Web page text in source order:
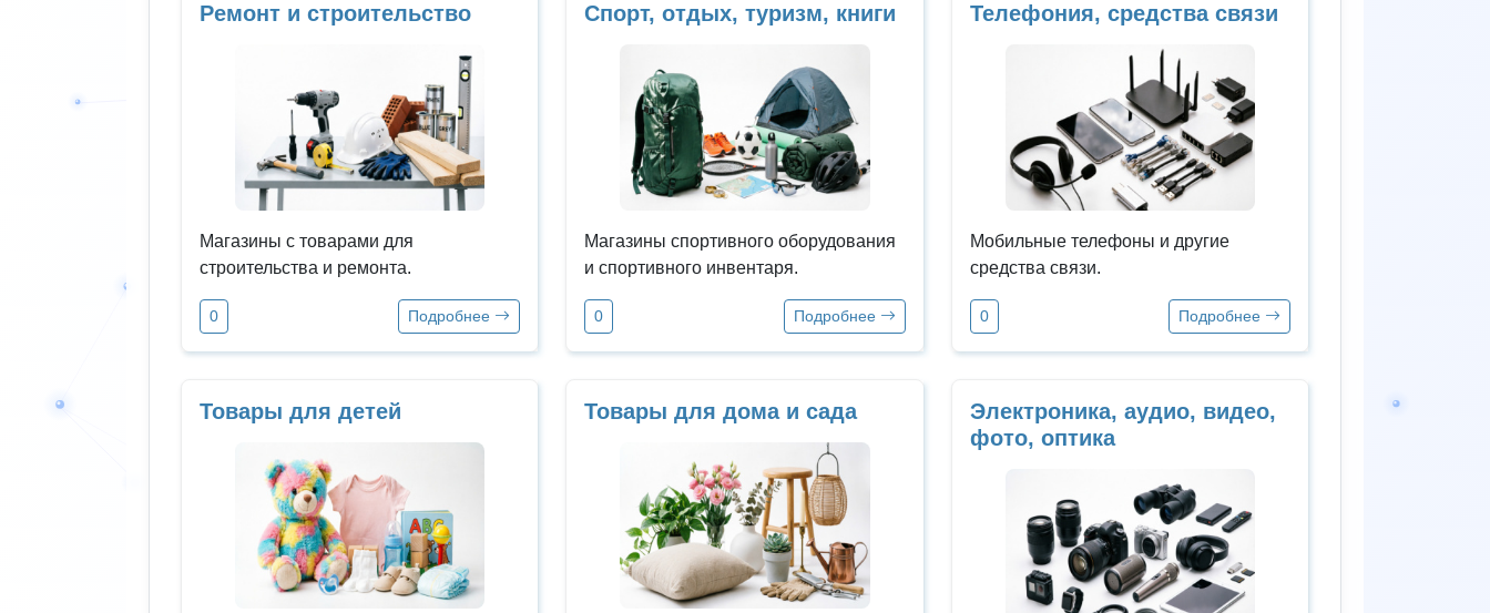
Ремонт и строительство
Магазины с товарами для
строительства и ремонта.
0 Подробнее
Спорт, отдых, туризм, книги
Магазины спортивного оборудования
и спортивного инвентаря.
0 Подробнее
Телефония, средства связи
Мобильные телефоны и другие
средства связи.
0 Подробнее
Товары для детей Товары для дома и сада
Электроника, аудио, видео,
фото, оптика